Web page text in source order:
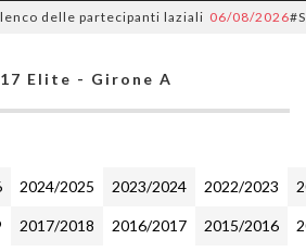
delle partecipanti laziali 06/08/2026
Elite - Girone A
2024/2025 2023/2024 2022/2023
2017/2018 2016/2017 2015/2016